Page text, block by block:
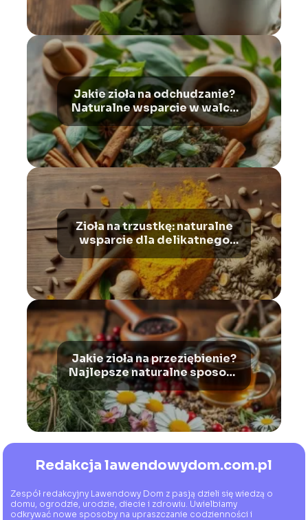
Jakie zioła na odchudzanie?
Naturalne wsparcie w walce
z nadwagą i otyłością
Zioła na trzustkę: naturalne
wsparcie dla delikatnego
organu
Jakie zioła na przeziębienie?
Najlepsze naturalne sposoby
na infekcję i wzmocnienie
odporności
Redakcja lawendowydom.com.pl
Zespół redakcyjny Lawendowy Dom z pasją dzieli się wiedzą o
domu, ogrodzie, urodzie, diecie i zdrowiu. Uwielbiamy
odkrywać nowe sposoby na upraszczanie codzienności i